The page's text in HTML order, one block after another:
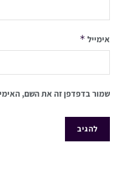
אימייל *
שמור בדפדפן זה את השם,